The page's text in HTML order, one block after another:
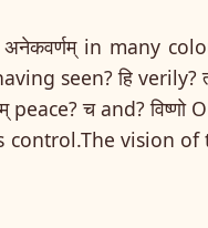
in many
seen? हि verily?
peace? च and?
vision